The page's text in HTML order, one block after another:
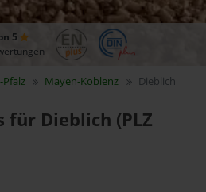
5
Pfalz Mayen-Koblenz Dieblich
für Dieblich (PLZ